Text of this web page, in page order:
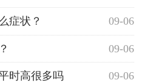
09-06
症状？
09-06
09-06
时高很多吗